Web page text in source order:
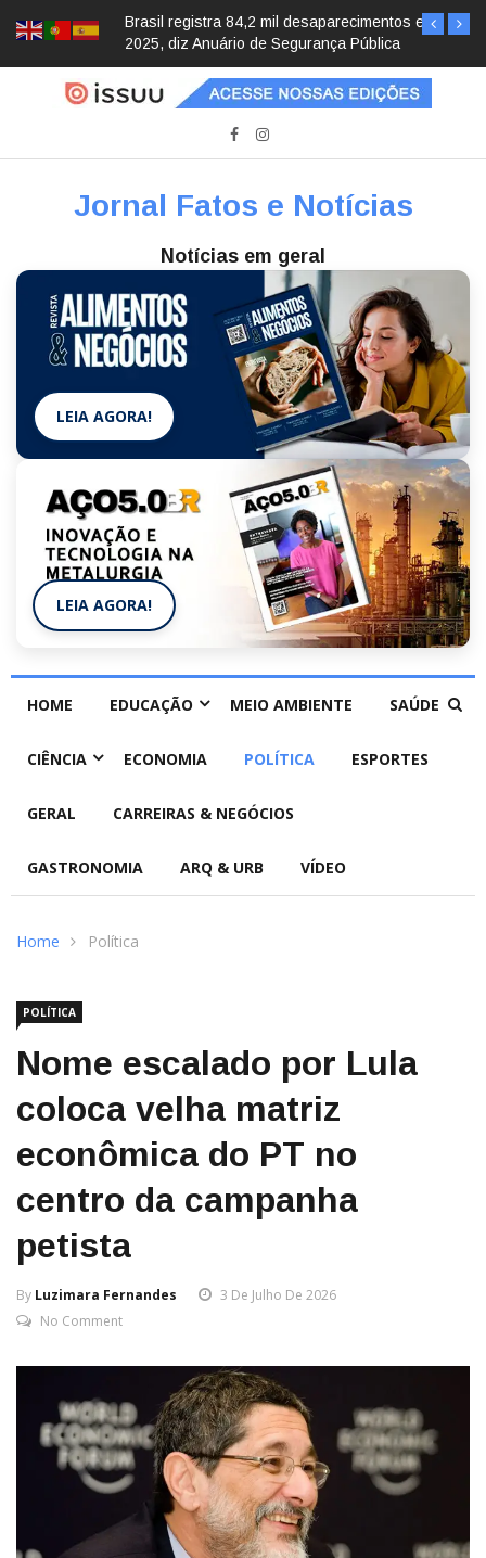
Brasil registra 84,2 mil desaparecimentos em
2025, diz Anuário de Segurança Pública
Jornal Fatos e Notícias
Notícias em geral
LEIA AGORA!
LEIA AGORA!
HOME EDUCAÇÃO MEIO AMBIENTE SAÚDE
CIÊNCIA ECONOMIA POLÍTICA ESPORTES
GERAL CARREIRAS & NEGÓCIOS
GASTRONOMIA ARQ & URB VÍDEO
Home Política
POLÍTICA
Nome escalado por Lula
coloca velha matriz
econômica do PT no
centro da campanha
petista
By Luzimara Fernandes
3 De Julho De 2026
No Comment